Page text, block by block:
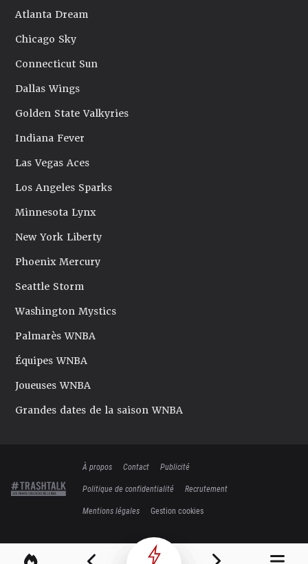
Atlanta Dream
Chicago Sky
Connecticut Sun
Dallas Wings
Golden State Valkyries
Indiana Fever
Las Vegas Aces
Los Angeles Sparks
Minnesota Lynx
New York Liberty
Phoenix Mercury
Seattle Storm
Washington Mystics
Palmarès WNBA
Équipes WNBA
Joueuses WNBA
Grandes dates de la saison WNBA
À propos Contact
Publicité
Politique de confidentialité
Recrutement
Mentions légales
Gestion cookies